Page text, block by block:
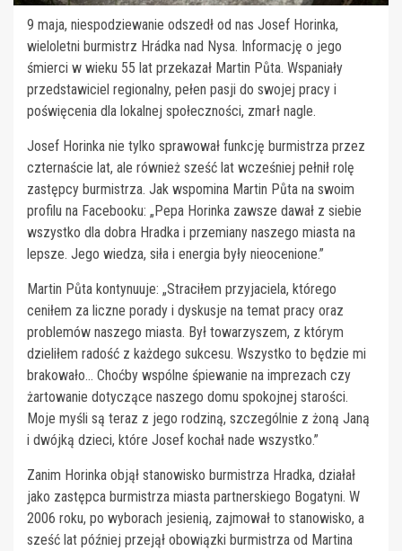
9 maja, niespodziewanie odszedł od nas Josef Horinka,
wieloletni burmistrz Hrádka nad Nysa. Informację o jego
śmierci w wieku 55 lat przekazał Martin Půta. Wspaniały
przedstawiciel regionalny, pełen pasji do swojej pracy i
poświęcenia dla lokalnej społeczności, zmarł nagle.
Josef Horinka nie tylko sprawował funkcję burmistrza przez
czternaście lat, ale również sześć lat wcześniej pełnił rolę
zastępcy burmistrza. Jak wspomina Martin Půta na swoim
profilu na Facebooku: „Pepa Horinka zawsze dawał z siebie
wszystko dla dobra Hradka i przemiany naszego miasta na
lepsze. Jego wiedza, siła i energia były nieocenione.”
Martin Půta kontynuuje: „Straciłem przyjaciela, którego
ceniłem za liczne porady i dyskusje na temat pracy oraz
problemów naszego miasta. Był towarzyszem, z którym
dzieliłem radość z każdego sukcesu. Wszystko to będzie mi
brakowało… Choćby wspólne śpiewanie na imprezach czy
żartowanie dotyczące naszego domu spokojnej starości.
Moje myśli są teraz z jego rodziną, szczególnie z żoną Janą
i dwójką dzieci, które Josef kochał nade wszystko.”
Zanim Horinka objął stanowisko burmistrza Hradka, działał
jako zastępca burmistrza miasta partnerskiego Bogatyni. W
2006 roku, po wyborach jesienią, zajmował to stanowisko, a
sześć lat później przejął obowiązki burmistrza od Martina